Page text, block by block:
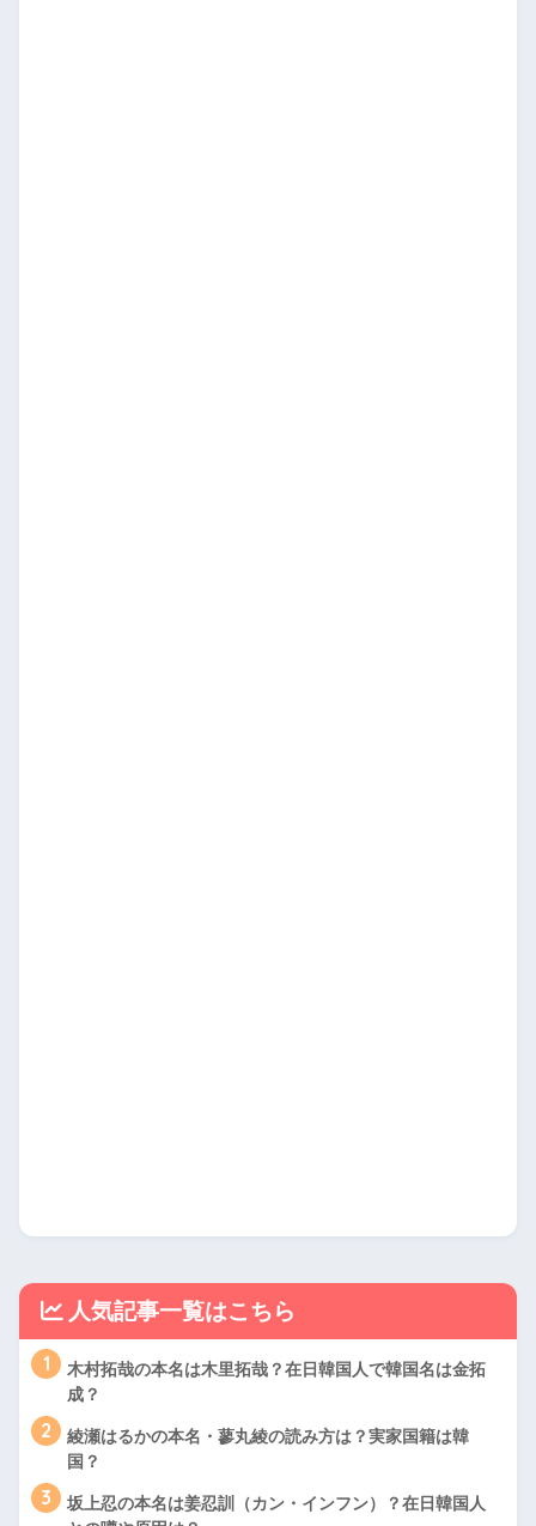
人気記事一覧はこちら
1
木村拓哉の本名は木里拓哉？在日韓国人で韓国名は金拓
成？
2
綾瀬はるかの本名・蓼丸綾の読み方は？実家国籍は韓
国？
3
坂上忍の本名は姜忍訓（カン・インフン）？在日韓国人